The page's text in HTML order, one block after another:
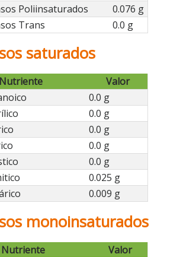
Poliinsaturados
0.076 g
Trans
0.0 g
saturados
Nutriente
Valor
0.0 g
0.0 g
0.0 g
0.0 g
0.0 g
0.025 g
0.009 g
monoinsaturados
Nutriente
Valor